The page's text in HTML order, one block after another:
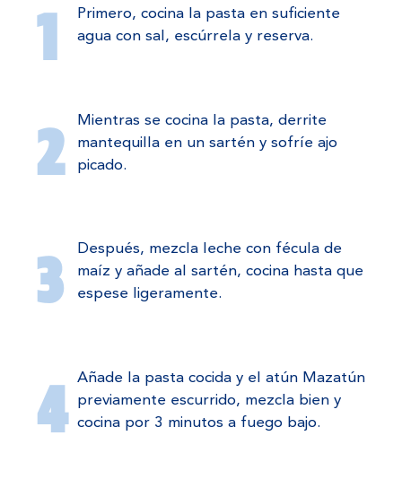
Primero, cocina la pasta en suficiente
agua con sal, escúrrela y reserva.
Mientras se cocina la pasta, derrite
mantequilla en un sartén y sofríe ajo
picado.
Después, mezcla leche con fécula de
maíz y añade al sartén, cocina hasta que
espese ligeramente.
Añade la pasta cocida y el atún Mazatún
previamente escurrido, mezcla bien y
cocina por 3 minutos a fuego bajo.